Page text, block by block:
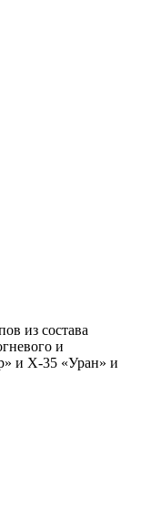
из состава
и
и Х-35 «Уран» и